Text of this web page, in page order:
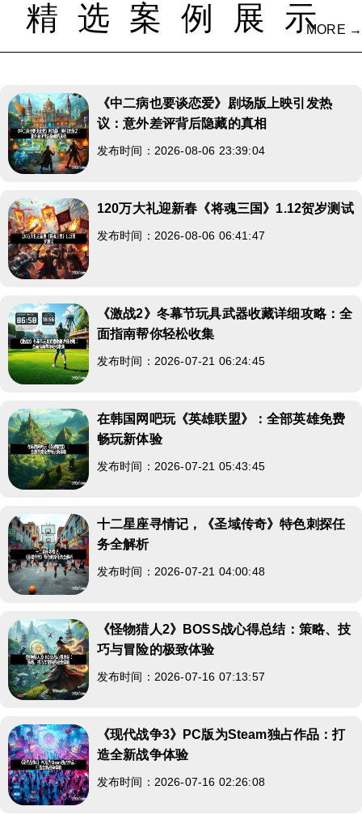
精选案例展示MORE →
《中二病也要谈恋爱》剧场版上映引发热
议：意外差评背后隐藏的真相
发布时间：2026-08-06 23:39:04
120万大礼迎新春《将魂三国》1.12贺岁测试
发布时间：2026-08-06 06:41:47
《激战2》冬幕节玩具武器收藏详细攻略：全
面指南帮你轻松收集
发布时间：2026-07-21 06:24:45
在韩国网吧玩《英雄联盟》：全部英雄免费
畅玩新体验
发布时间：2026-07-21 05:43:45
十二星座寻情记，《圣域传奇》特色刺探任
务全解析
发布时间：2026-07-21 04:00:48
《怪物猎人2》BOSS战心得总结：策略、技
巧与冒险的极致体验
发布时间：2026-07-16 07:13:57
《现代战争3》PC版为Steam独占作品：打
造全新战争体验
发布时间：2026-07-16 02:26:08